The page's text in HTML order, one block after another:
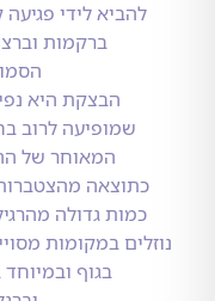
לידי פגיעה קשה
ברקמות וברצועות
הסמוכות.
הבצקת היא נפיחות
שמופיעה לרוב בחלקו
המאוחר של ההריון
מהצטברות של
גדולה מהרגיל של
במקומות מסויימים
בגוף ובמיוחד באגן